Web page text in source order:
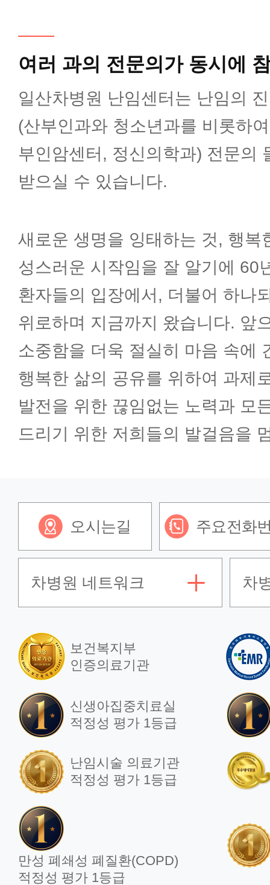
병리과
방사선종양학과
핵의학과
한방 부인과
여러 과의 전문의가 동시에
일산차병원 난임센터는 난임의
(산부인과와 청소년과를 비롯하
부인암센터, 정신의학과) 전문의
받으실 수 있습니다.
새로운 생명을 잉태하는 것, 행복
성스러운 시작임을 잘 알기에 60
환자들의 입장에서, 더불어 하나
위로하며 지금까지 왔습니다. 앞
소중함을 더욱 절실히 마음 속에
행복한 삶의 공유를 위하여 과제
발전을 위한 끊임없는 노력과 모
드리기 위한 저희들의 발걸음을
오시는길 주요전화
차병원 네트워크 차
보건복지부
인증의료기관
신생아집중치료실
적정성 평가 1등급
난임시술 의료기관
적정성 평가 1등급
만성 폐쇄성 폐질환(COPD)
적정성 평가 1등급